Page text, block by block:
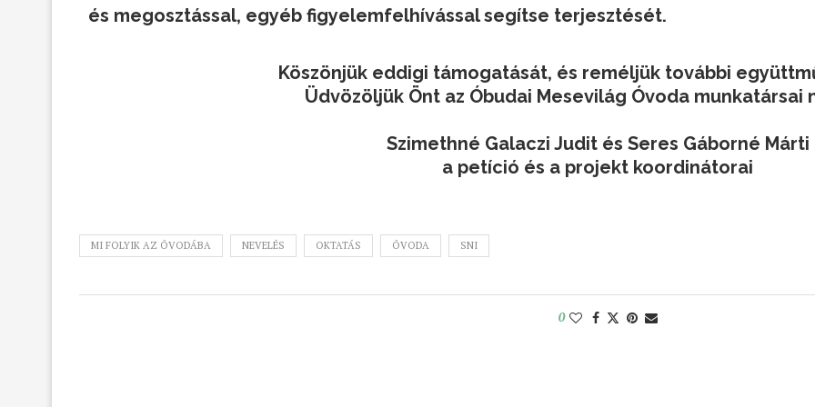
és megosztással, egyéb figyelemfelhívással segítse terjesztését.
Köszönjük eddigi támogatását, és reméljük további
Üdvözöljük Önt az Óbudai Mesevilág Óvoda munkatársai
Szimethné Galaczi Judit és Seres Gáborné Márti
a petíció és a projekt koordinátorai
MI FOLYIK AZ ÓVODÁBA NEVELÉS OKTATÁS ÓVODA SNI
0